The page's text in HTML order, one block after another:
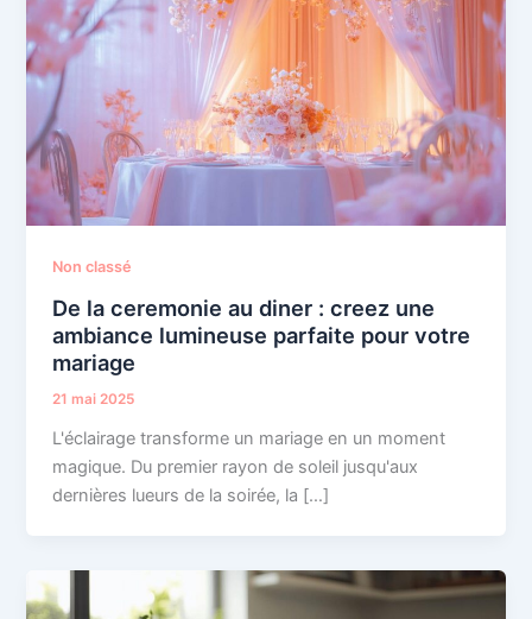
Non classé
De la ceremonie au diner : creez une
ambiance lumineuse parfaite pour votre
mariage
21 mai 2025
L'éclairage transforme un mariage en un moment
magique. Du premier rayon de soleil jusqu'aux
dernières lueurs de la soirée, la […]